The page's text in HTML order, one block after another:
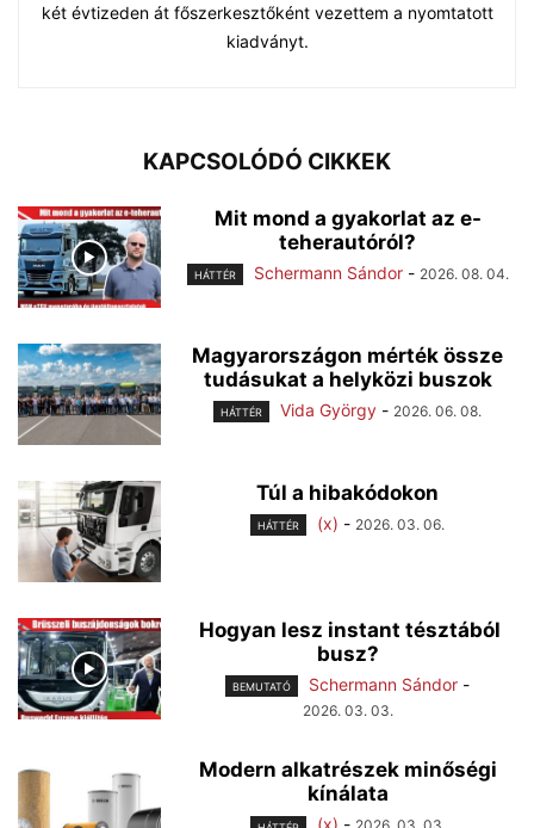
két évtizeden át főszerkesztőként vezettem a nyomtatott
kiadványt.
KAPCSOLÓDÓ CIKKEK
Mit mond a gyakorlat az e-
teherautóról?
HÁTTÉR Schermann Sándor - 2026. 08. 04.
Magyarországon mérték össze
tudásukat a helyközi buszok
HÁTTÉR Vida György - 2026. 06. 08.
Túl a hibakódokon
HÁTTÉR (x) - 2026. 03. 06.
Hogyan lesz instant tésztából
busz?
BEMUTATÓ Schermann Sándor -
2026. 03. 03.
Modern alkatrészek minőségi
kínálata